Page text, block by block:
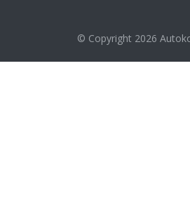
© Copyright 2026